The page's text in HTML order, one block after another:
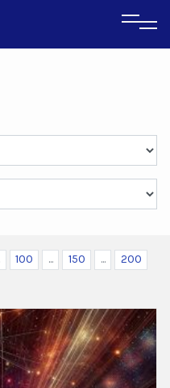
100 ... 150 ...
200